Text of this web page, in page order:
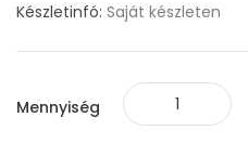
Készletinfó: Saját készleten
Mennyiség